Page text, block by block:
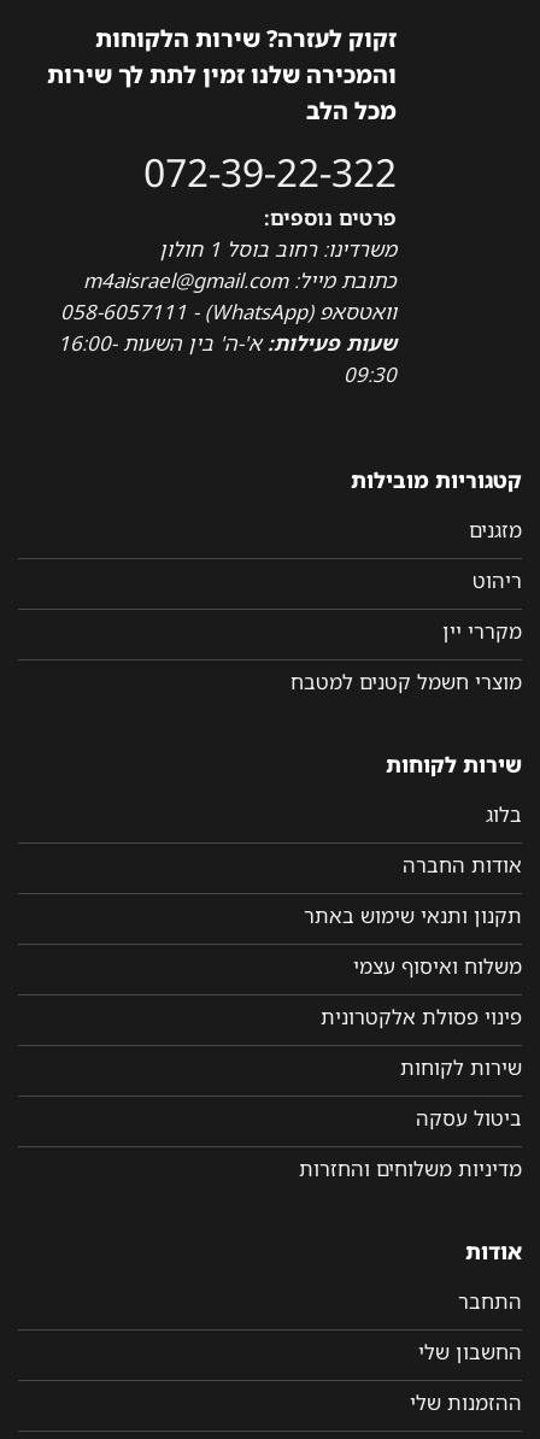
זקוק לעזרה? שירות הלקוחות
והמכירה שלנו זמין לתת לך שירות
מכל הלב
072-39-22-322
פרטים נוספים:
משרדינו: רחוב בוסל 1 חולון
כתובת מייל: m4aisrael@gmail.com
וואטסאפ (WhatsApp) - 058-6057111
שעות פעילות:
א'-ה' בין השעות 16:00-
09:30
קטגוריות מובילות
מזגנים
ריהוט
מקררי יין
מוצרי חשמל קטנים למטבח
שירות לקוחות
בלוג
אודות החברה
תקנון ותנאי שימוש באתר
משלוח ואיסוף עצמי
פינוי פסולת אלקטרונית
שירות לקוחות
ביטול עסקה
מדיניות משלוחים והחזרות
אודות
התחבר
החשבון שלי
ההזמנות שלי